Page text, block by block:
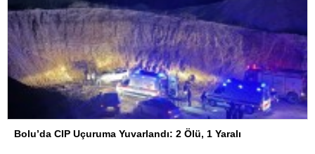
Bolu’da CIP Uçuruma Yuvarlandı: 2 Ölü, 1 Yaralı